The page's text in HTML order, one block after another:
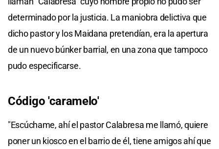
determinado por la justicia. La maniobra delictiva que
dicho pastor y los Maidana pretendían, era la apertura
de un nuevo búnker barrial, en una zona que tampoco
pudo especificarse.
Código 'caramelo'
"Escúchame, ahí el pastor Calabresa me llamó, quiere
poner un kiosco en el barrio de él, tiene amigos ahí que